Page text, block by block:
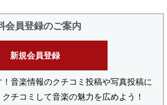
会員登録のご案内
新規会員登録
音楽情報のクチコミ投稿や写真投稿に
チコミして音楽の魅力を広めよう！